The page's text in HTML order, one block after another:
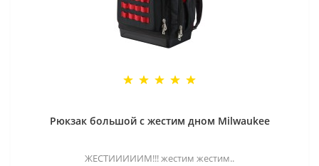
Рюкзак большой с жестим дном Milwaukee
ЖЕСТИИИИИМ!!! жестим жестим..